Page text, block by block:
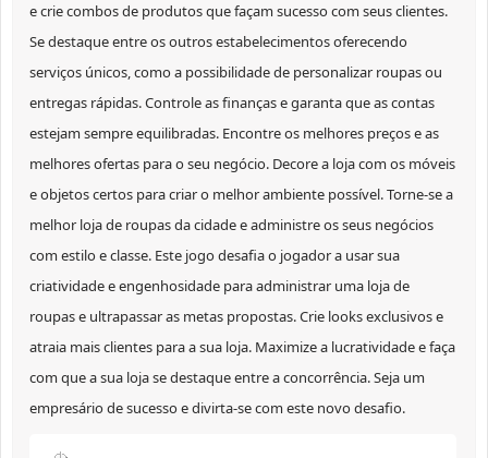
e crie combos de produtos que façam sucesso com seus clientes.
Se destaque entre os outros estabelecimentos oferecendo
serviços únicos, como a possibilidade de personalizar roupas ou
entregas rápidas. Controle as finanças e garanta que as contas
estejam sempre equilibradas. Encontre os melhores preços e as
melhores ofertas para o seu negócio. Decore a loja com os móveis
e objetos certos para criar o melhor ambiente possível. Torne-se a
melhor loja de roupas da cidade e administre os seus negócios
com estilo e classe. Este jogo desafia o jogador a usar sua
criatividade e engenhosidade para administrar uma loja de
roupas e ultrapassar as metas propostas. Crie looks exclusivos e
atraia mais clientes para a sua loja. Maximize a lucratividade e faça
com que a sua loja se destaque entre a concorrência. Seja um
empresário de sucesso e divirta-se com este novo desafio.